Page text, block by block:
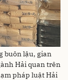
buôn lậu, gian
Hải quan trên
pháp luật Hải